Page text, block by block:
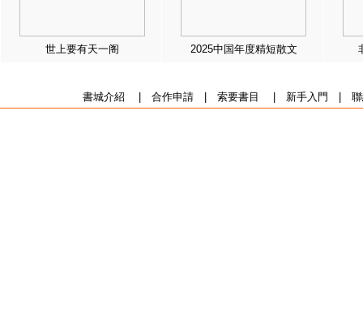
世上要有天一阁 2025中国年度精短散文
書城介紹 合作申請| 索要書目 新手入門